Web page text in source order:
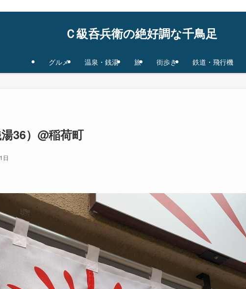
Ｃ級呑兵衛の絶好調な千鳥足
グルメ 温泉・銭湯 旅 街歩き 鉄道・飛行機
36）@稲荷町
日